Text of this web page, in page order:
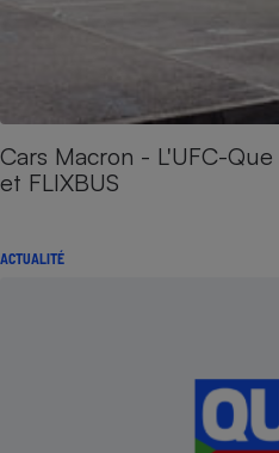
Cars Macron - L'UFC-
et FLIXBUS
ACTUALITÉ